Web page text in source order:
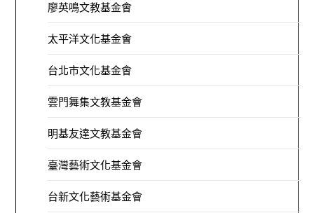
廖英鳴文教基金會
太平洋文化基金會
台北市文化基金會
雲門舞集文教基金會
明基友達文教基金會
臺灣藝術文化基金會
台新文化藝術基金會